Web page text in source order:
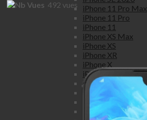
iPhone 11 Pro Max
iPhone 11 Pro
iPhone 11
iPhone XS Max
iPhone XS
iPhone XR
iPhone X
iPhone 8 Plus
iPhone 8
iPhone 7 Plus
iPhone 7
iPhone SE
492 vues